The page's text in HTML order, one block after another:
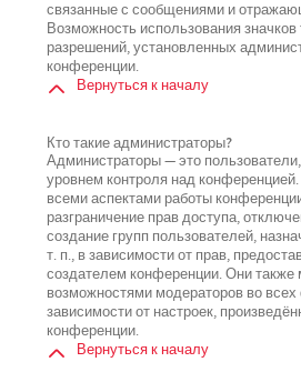
связанные с сообщениями и
Возможность использования значков
разрешений, установленных
конференции.
Вернуться к началу
Кто такие администраторы?
Администраторы — это
уровнем контроля над
всеми аспектами работы
разграничение прав доступа,
создание групп пользователей,
т. п., в зависимости от прав,
создателем конференции. Они также
возможностями модераторов во
зависимости от настроек,
конференции.
Вернуться к началу